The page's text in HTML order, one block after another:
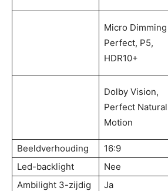
Micro Dimming
Perfect, P5,
HDR10+
Dolby Vision,
Perfect Natural
Motion
Beeldverhouding
16:9
Led-backlight
Nee
Ambilight 3-zijdig
Ja